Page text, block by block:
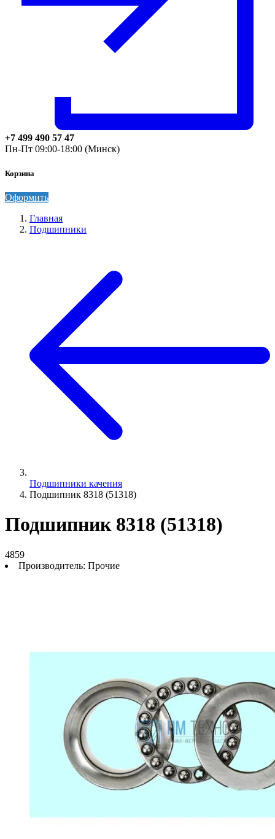
+7 499 490 57 47
Пн-Пт 09:00-18:00 (Минск)
Корзина
Оформить
Главная
Подшипники
Подшипники качения
Подшипник 8318 (51318)
Подшипник 8318 (51318)
4859
Производитель: Прочие